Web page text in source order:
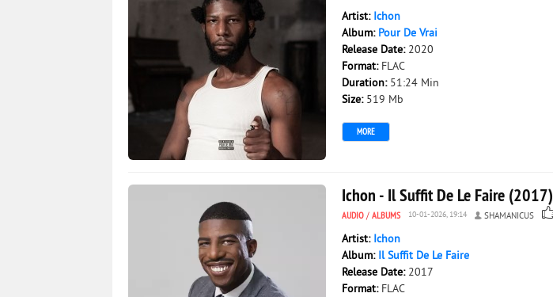
Artist: Ichon
Album: Pour De Vrai
Release Date: 2020
Format: FLAC
Duration: 51:24 Min
Size: 519 Mb
MORE
Ichon - Il Suffit De Le Faire (2017)
AUDIO / ALBUMS 10-01-2026, 19:14 SHAMANICUS
Artist: Ichon
Album: Il Suffit De Le Faire
Release Date: 2017
Format: FLAC